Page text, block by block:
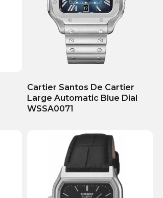
Cartier Santos De Cartier
Large Automatic Blue Dial
WSSA0071